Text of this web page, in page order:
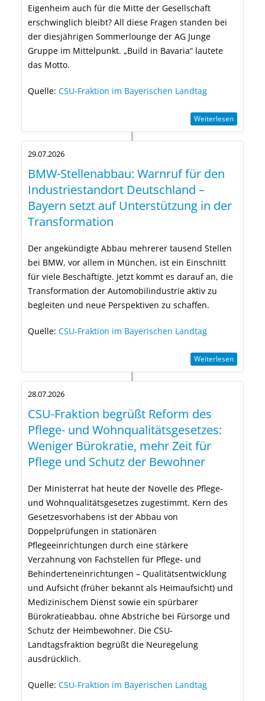
Eigenheim auch für die Mitte der Gesellschaft
erschwinglich bleibt? All diese Fragen standen bei
der diesjährigen Sommerlounge der AG Junge
Gruppe im Mittelpunkt. „Build in Bavaria“ lautete
das Motto.
Quelle: CSU-Fraktion im Bayerischen Landtag
Weiterlesen
29.07.2026
BMW-Stellenabbau: Warnruf für den
Industriestandort Deutschland –
Bayern setzt auf Unterstützung in der
Transformation
Der angekündigte Abbau mehrerer tausend Stellen
bei BMW, vor allem in München, ist ein Einschnitt
für viele Beschäftigte. Jetzt kommt es darauf an, die
Transformation der Automobilindustrie aktiv zu
begleiten und neue Perspektiven zu schaffen.
Quelle: CSU-Fraktion im Bayerischen Landtag
Weiterlesen
28.07.2026
CSU-Fraktion begrüßt Reform des
Pflege- und Wohnqualitätsgesetzes:
Weniger Bürokratie, mehr Zeit für
Pflege und Schutz der Bewohner
Der Ministerrat hat heute der Novelle des Pflege-
und Wohnqualitätsgesetzes zugestimmt. Kern des
Gesetzesvorhabens ist der Abbau von
Doppelprüfungen in stationären
Pflegeeinrichtungen durch eine stärkere
Verzahnung von Fachstellen für Pflege- und
Behinderteneinrichtungen – Qualitätsentwicklung
und Aufsicht (früher bekannt als Heimaufsicht) und
Medizinischem Dienst sowie ein spürbarer
Bürokratieabbau, ohne Abstriche bei Fürsorge und
Schutz der Heimbewohner. Die CSU-
Landtagsfraktion begrüßt die Neuregelung
ausdrücklich.
Quelle: CSU-Fraktion im Bayerischen Landtag